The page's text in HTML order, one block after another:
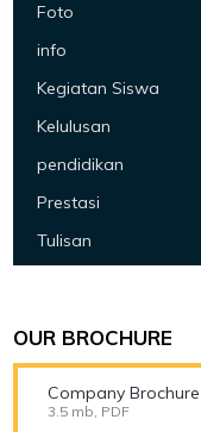
Foto
info
Kegiatan Siswa
Kelulusan
pendidikan
Prestasi
Tulisan
OUR BROCHURE
Company Brochure
3.5 mb, PDF